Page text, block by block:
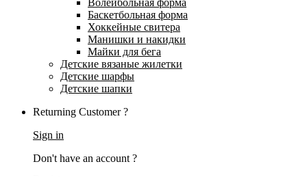
Баскетбольная форма
Хоккейные свитера
Манишки и накидки
Майки для бега
Детские вязаные жилетки
Детские шарфы
Детские шапки
Returning Customer ?
Sign in
Don't have an account ?